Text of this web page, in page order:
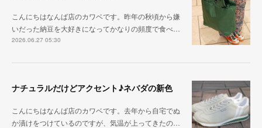
こんにちはなんば店のカワベです。昨年の秋頃から嫌
いだった納豆を大好きになってかなりの頻度で食べ…
2026.06.27 05:30
ナチュラルだけどアクセント♪ネバダの新色
こんにちはなんば店のカワベです。去年から自宅でぬ
か漬けをつけているのですが、気温が上ってきたの…